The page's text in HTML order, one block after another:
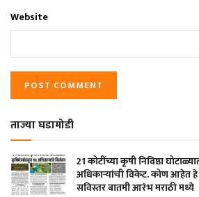
Website
ताज्या घडामोडी
21 कोटींच्या कृषी निविष्ठा
अधिकाऱ्यांची विकेट. कोण आहेत हे
सविस्तर बातमी आरंभ मराठी मध्ये